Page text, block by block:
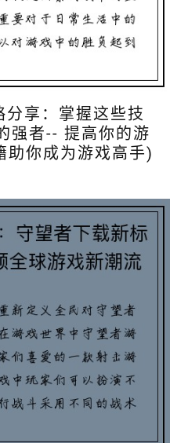
享：掌握这些技
强者-- 提高你的游
助你成为游戏高手)